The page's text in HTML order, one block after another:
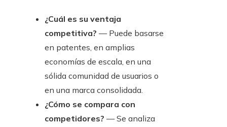
¿Cuál es su ventaja
competitiva? — Puede basarse
en patentes, en amplias
economías de escala, en una
sólida comunidad de usuarios o
en una marca consolidada.
¿Cómo se compara con
competidores? — Se analiza